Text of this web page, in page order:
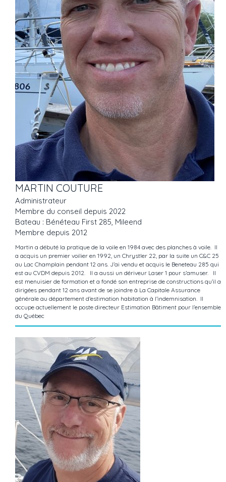
MARTIN COUTURE
Administrateur
Membre du conseil depuis 2022
Bateau : Bénéteau First 285, Mileend
Membre depuis 2012
Martin a débuté la pratique de la voile en 1984 avec des planches à voile. Il
a acquis un premier voilier en 1992, un Chrystler 22, par la suite un C&C 25
au Lac Champlain pendant 12 ans. J’ai vendu et acquis le Beneteau 285 qui
est au CVDM depuis 2012. Il a aussi un dériveur Laser 1 pour s’amuser. Il
est menuisier de formation et a fondé son entreprise de constructions qu’il a
dirigées pendant 12 ans avant de se joindre à La Capitale Assurance
générale au département d’estimation habitation à l’indemnisation. Il
occupe actuellement le poste directeur Estimation Bâtiment pour l’ensemble
du Québec